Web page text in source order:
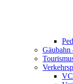
Gäubahn